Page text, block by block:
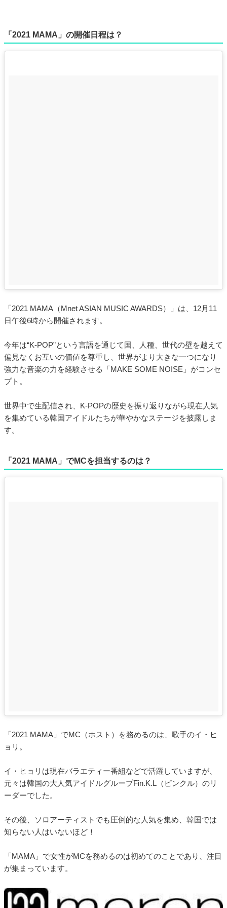
「2021 MAMA」の開催日程は？
「2021 MAMA（Mnet ASIAN MUSIC AWARDS）」は、12月11
日午後6時から開催されます。
今年は“K-POP”という言語を通じて国、人種、世代の壁を越えて
偏見なくお互いの価値を尊重し、世界がより大きな一つになり
強力な音楽の力を経験させる「MAKE SOME NOISE」がコンセ
プト。
世界中で生配信され、K-POPの歴史を振り返りながら現在人気
を集めている韓国アイドルたちが華やかなステージを披露しま
す。
「2021 MAMA」でMCを担当するのは？
「2021 MAMA」でMC（ホスト）を務めるのは、歌手のイ・ヒ
ョリ。
イ・ヒョリは現在バラエティー番組などで活躍していますが、
元々は韓国の大人気アイドルグループFin.K.L（ピンクル）のリ
ーダーでした。
その後、ソロアーティストでも圧倒的な人気を集め、韓国では
知らない人はいないほど！
「MAMA」で女性がMCを務めるのは初めてのことであり、注目
が集まっています。